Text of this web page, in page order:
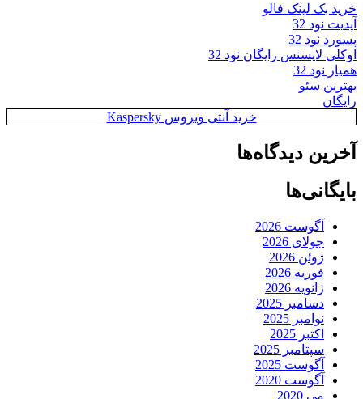
خرید بک لینک فالو
آپدیت نود 32
پسورد نود 32
اوکلی لایسنس رایگان نود 32
همیار نود 32
بهترین سئو
رایگان
خرید آنتی ویروس Kaspersky
آخرین دیدگاه‌ها
بایگانی‌ها
آگوست 2026
جولای 2026
ژوئن 2026
فوریه 2026
ژانویه 2026
دسامبر 2025
نوامبر 2025
اکتبر 2025
سپتامبر 2025
آگوست 2025
آگوست 2020
می 2020